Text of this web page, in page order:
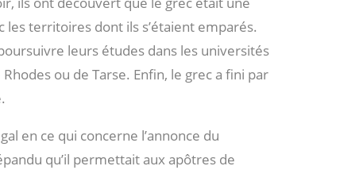
territoires dont ils s’étaient emparés.
leurs études dans les universités
ou de Tarse. Enfin, le grec a fini par
en ce qui concerne l’annonce du
qu’il permettait aux apôtres de